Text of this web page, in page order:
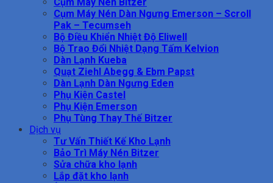
Cụm Máy Nén Dàn Ngưng Emerson – Scroll
Pak – Tecumseh
Bộ Điều Khiển Nhiệt Độ Eliwell
Bộ Trao Đổi Nhiệt Dạng Tấm Kelvion
Dàn Lạnh Kueba
Quạt Ziehl Abegg & Ebm Papst
Dàn Lạnh Dàn Ngưng Eden
Phụ Kiện Castel
Phụ Kiện Emerson
Phụ Tùng Thay Thế Bitzer
Dịch vụ
Tư Vấn Thiết Kế Kho Lạnh
Bảo Trì Máy Nén Bitzer
Sửa chữa kho lạnh
Lắp đặt kho lạnh